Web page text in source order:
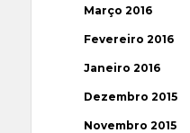
Março 2016
Fevereiro 2016
Janeiro 2016
Dezembro 2015
Novembro 2015